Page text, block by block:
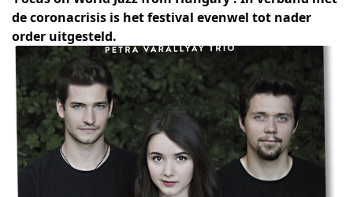
de coronacrisis is het festival evenwel tot nader
order uitgesteld.